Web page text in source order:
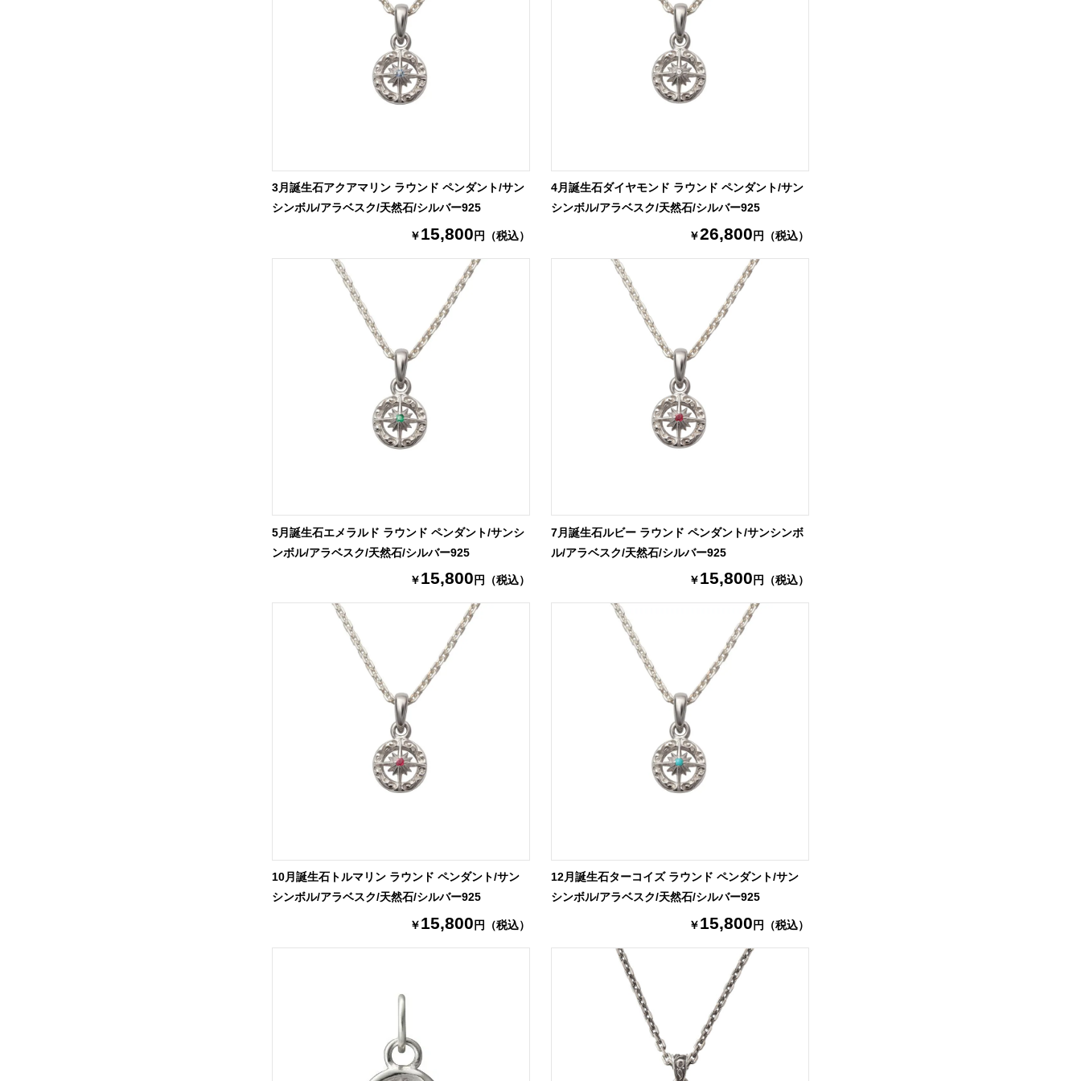
3月誕生石アクアマリン ラウンド ペンダント/サン
シンボル/アラベスク/天然石/シルバー925
￥15,800 円（税込）
4月誕生石ダイヤモンド ラウンド ペンダント/サン
シンボル/アラベスク/天然石/シルバー925
￥26,800 円（税込）
5月誕生石エメラルド ラウンド ペンダント/サンシ
ンボル/アラベスク/天然石/シルバー925
￥15,800 円（税込）
7月誕生石ルビー ラウンド ペンダント/サンシンボ
ル/アラベスク/天然石/シルバー925
￥15,800 円（税込）
10月誕生石トルマリン ラウンド ペンダント/サン
シンボル/アラベスク/天然石/シルバー925
￥15,800 円（税込）
12月誕生石ターコイズ ラウンド ペンダント/サン
シンボル/アラベスク/天然石/シルバー925
￥15,800 円（税込）